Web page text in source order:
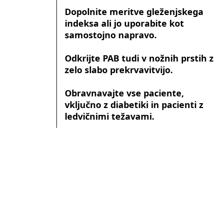
Dopolnite meritve gleženjskega
indeksa ali jo uporabite kot
samostojno napravo.
Odkrijte PAB tudi v nožnih prstih z
zelo slabo prekrvavitvijo.
Obravnavajte vse paciente,
vključno z diabetiki in pacienti z
ledvičnimi težavami.